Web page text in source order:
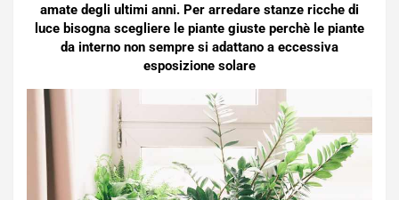
amate degli ultimi anni. Per arredare stanze ricche di
luce bisogna scegliere le piante giuste perchè le piante
da interno non sempre si adattano a eccessiva
esposizione solare